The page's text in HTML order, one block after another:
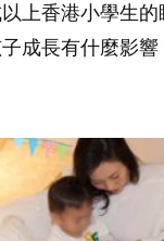
上香港小學生
成長有什麼影響